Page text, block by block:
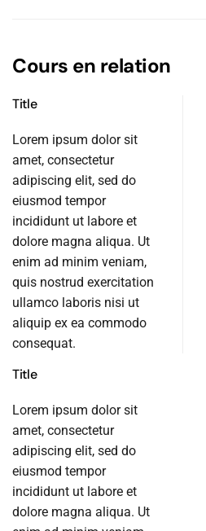
Cours en relation
Title
Lorem ipsum dolor sit
amet, consectetur
adipiscing elit, sed do
eiusmod tempor
incididunt ut labore et
dolore magna aliqua. Ut
enim ad minim veniam,
quis nostrud exercitation
ullamco laboris nisi ut
aliquip ex ea commodo
consequat.
Title
Lorem ipsum dolor sit
amet, consectetur
adipiscing elit, sed do
eiusmod tempor
incididunt ut labore et
dolore magna aliqua. Ut